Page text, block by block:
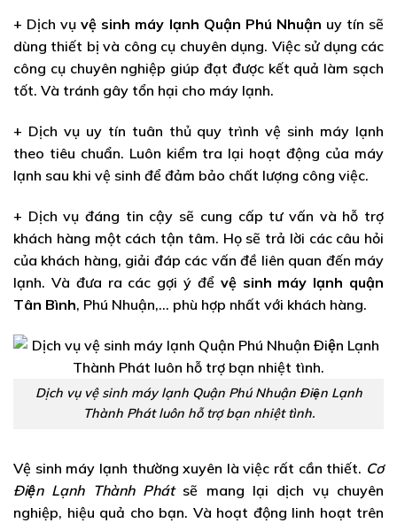
+ Dịch vụvệ sinh máy lạnh Quận Phú Nhuận uy tín sẽ
dùng thiết bị và công cụ chuyên dụng. Việc sử dụng các
công cụ chuyên nghiệp giúp đạt được kết quả làm sạch
tốt. Và tránh gây tổn hại cho máy lạnh.
+ Dịch vụ uy tín tuân thủ quy trình vệ sinh máy lạnh
theo tiêu chuẩn. Luôn kiểm tra lại hoạt động của máy
lạnh sau khi vệ sinh để đảm bảo chất lượng công việc.
+ Dịch vụ đáng tin cậy sẽ cung cấp tư vấn và hỗ trợ
khách hàng một cách tận tâm. Họ sẽ trả lời các câu hỏi
của khách hàng, giải đáp các vấn đề liên quan đến máy
lạnh. Và đưa ra các gợi ý để vệ sinh máy lạnh quận
Tân Bình, Phú Nhuận,… phù hợp nhất với khách hàng.
Dịch vụ vệ sinh máy lạnh Quận Phú Nhuận Điện Lạnh
Thành Phát luôn hỗ trợ bạn nhiệt tình.
Vệ sinh máy lạnh thường xuyên là việc rất cần thiết. Cơ
Điện Lạnh Thành Phátsẽ mang lại dịch vụ chuyên
nghiệp, hiệu quả cho bạn. Và hoạt động linh hoạt trên